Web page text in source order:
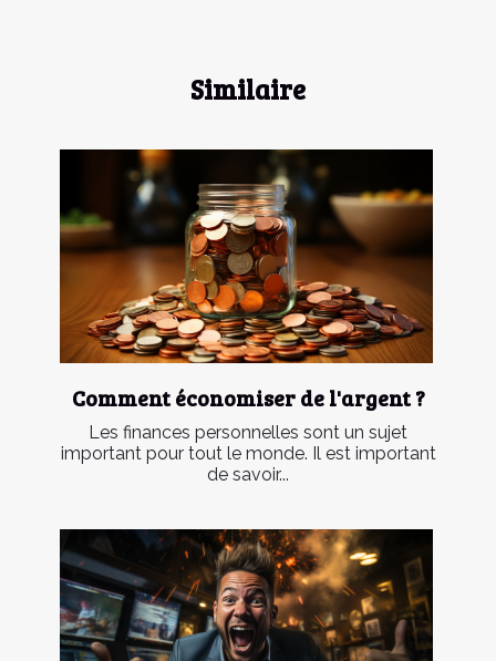
Similaire
Comment économiser de l'argent ?
Les finances personnelles sont un sujet
important pour tout le monde. Il est important
de savoir...